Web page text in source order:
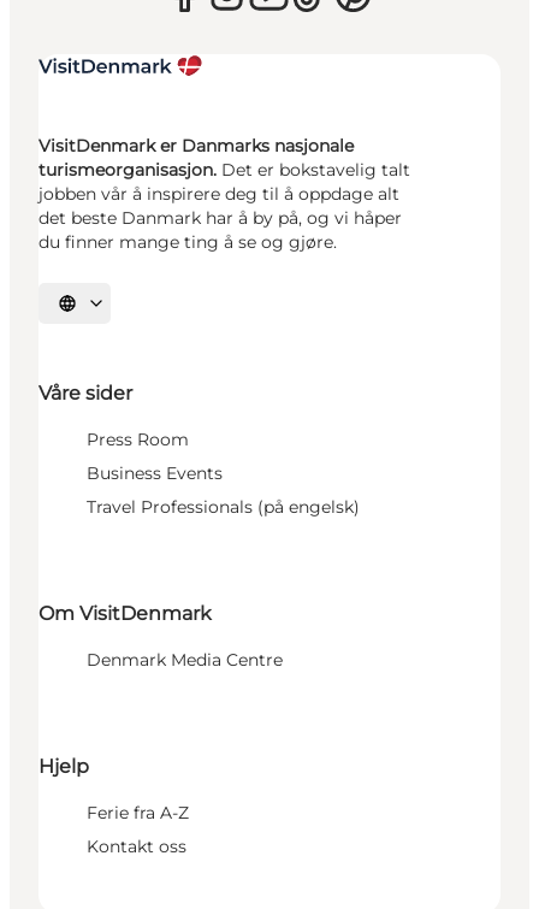
VisitDenmark er Danmarks nasjonale
turismeorganisasjon. Det er bokstavelig talt
jobben vår å inspirere deg til å oppdage alt
det beste Danmark har å by på, og vi håper
du finner mange ting å se og gjøre.
Velg språk
Våre sider
Press Room
Business Events
Travel Professionals (på engelsk)
Om VisitDenmark
Denmark Media Centre
Hjelp
Ferie fra A-Z
Kontakt oss